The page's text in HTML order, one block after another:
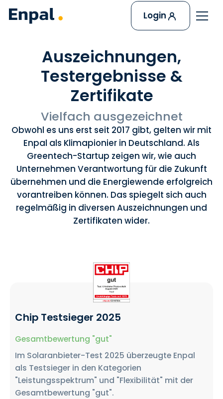
Login
Auszeichnungen,
Testergebnisse &
Zertifikate
Vielfach ausgezeichnet
Obwohl es uns erst seit 2017 gibt, gelten wir mit
Enpal als Klimapionier in Deutschland. Als
Greentech-Startup zeigen wir, wie auch
Unternehmen Verantwortung für die Zukunft
übernehmen und die Energiewende erfolgreich
vorantreiben können. Das spiegelt sich auch
regelmäßig in diversen Auszeichnungen und
Zertifikaten wider.
Chip Testsieger 2025
Gesamtbewertung "gut"
Im Solaranbieter-Test 2025 überzeugte Enpal
als Testsieger in den Kategorien
"Leistungsspektrum" und "Flexibilität" mit der
Gesamtbewertung "gut".